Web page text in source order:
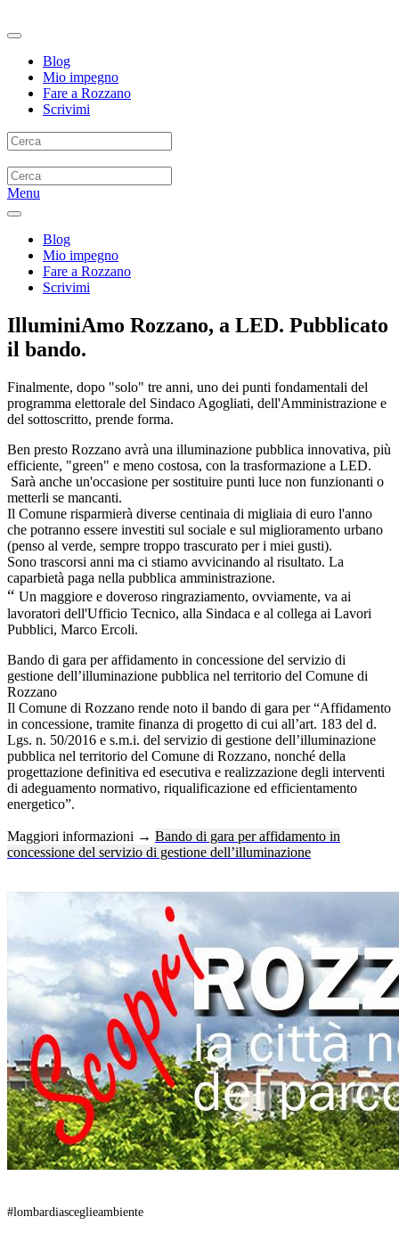
Blog
Mio impegno
Fare a Rozzano
Scrivimi
Menu
Blog
Mio impegno
Fare a Rozzano
Scrivimi
IlluminiAmo Rozzano, a LED. Pubblicato
il bando.
Finalmente, dopo "solo" tre anni, uno dei punti fondamentali del
programma elettorale del Sindaco Agogliati, dell'Amministrazione e
del sottoscritto, prende forma.
Ben presto Rozzano avrà una illuminazione pubblica innovativa, più
efficiente, "green" e meno costosa, con la trasformazione a LED.
Sarà anche un'occasione per sostituire punti luce non funzionanti o
metterli se mancanti.
Il Comune risparmierà diverse centinaia di migliaia di euro l'anno
che potranno essere investiti sul sociale e sul miglioramento urbano
(penso al verde, sempre troppo trascurato per i miei gusti).
Sono trascorsi anni ma ci stiamo avvicinando al risultato. La
caparbietà paga nella pubblica amministrazione.
“ Un maggiore e doveroso ringraziamento, ovviamente, va ai
lavoratori dell'Ufficio Tecnico, alla Sindaca e al collega ai Lavori
Pubblici, Marco Ercoli.
Bando di gara per affidamento in concessione del servizio di
gestione dell’illuminazione pubblica nel territorio del Comune di
Rozzano
Il Comune di Rozzano rende noto il bando di gara per “Affidamento
in concessione, tramite finanza di progetto di cui all’art. 183 del d.
Lgs. n. 50/2016 e s.m.i. del servizio di gestione dell’illuminazione
pubblica nel territorio del Comune di Rozzano, nonché della
progettazione definitiva ed esecutiva e realizzazione degli interventi
di adeguamento normativo, riqualificazione ed efficientamento
energetico”.
Maggiori informazioni → Bando di gara per affidamento in
concessione del servizio di gestione dell’illuminazione
#lombardiasceglieambiente